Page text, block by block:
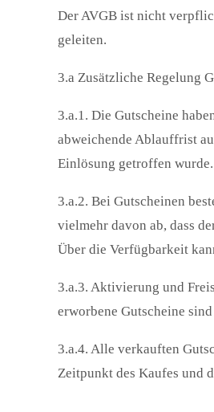
Der AVGB ist nicht
geleiten.
3.a Zusätzliche Regelung
3.a.1. Die Gutscheine
abweichende Ablauffrist
Einlösung getroffen wurde.
3.a.2. Bei Gutscheinen
vielmehr davon ab, dass
Über die Verfügbarkeit
3.a.3. Aktivierung und
erworbene Gutscheine
3.a.4. Alle verkauften
Zeitpunkt des Kaufes und